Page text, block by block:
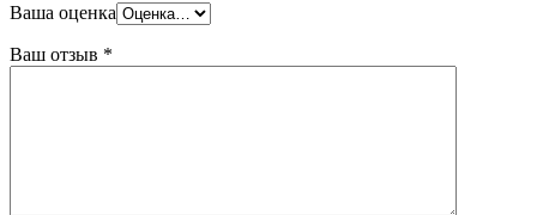
Ваша оценка
Ваш отзыв *